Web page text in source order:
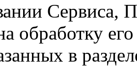
Сервиса,
обработку
в